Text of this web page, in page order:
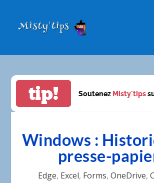
tip! Soutenez Misty'tips
Windows :
presse-
Edge, Excel, Forms, OneDrive,